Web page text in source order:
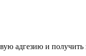
адгезию и получить